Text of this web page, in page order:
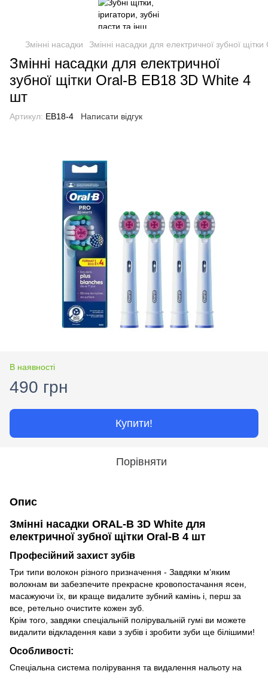
Змінні насадки Змінні насадки для електричної зубної
Змінні насадки для електричної
зубної щітки Oral-B EB18 3D White 4
шт
Артикул: EB18-4 Написати відгук
В наявності
490 грн
Купити!
Порівняти
Опис
Змінні насадки ORAL-B 3D White для
електричної зубної щітки Oral-B 4 шт
Професійний захист зубів
Три типи волокон різного призначення - Завдяки м’яким
волокнам ви забезпечите прекрасне кровопостачання ясен,
масажуючи їх, ви краще видалите зубний камінь і, перш за
все, ретельно очистите кожен зуб.
Крім того, завдяки спеціальній полірувальній гумі ви можете
видалити відкладення кави з зубів і зробити зуби ще білішими!
Особливості:
Спеціальна система полірування та видалення нальоту на